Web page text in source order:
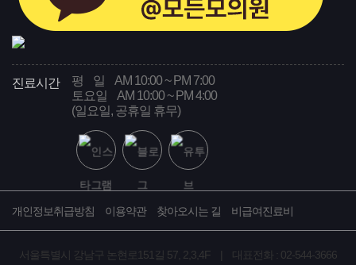
진료시간 평 일 AM 10:00 ~ PM 7:00
토요일 AM 10:00 ~ PM 4:00
(일요일, 공휴일 휴무)
개인정보취급방침 이용약관 찾아오시는 길 비급여진료비
서울특별시 강남구 논현로151길 57, 2,3,4F | 대표전화 : 02-544-3666